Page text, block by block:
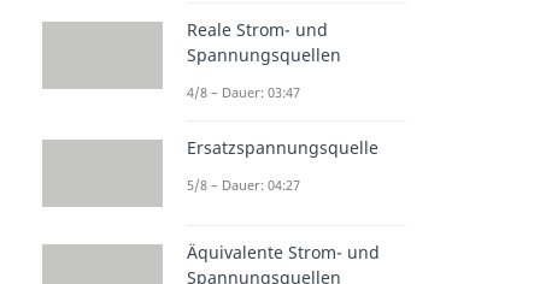
Reale Strom- und
Spannungsquellen
4/8 – Dauer: 03:47
Ersatzspannungsquelle
5/8 – Dauer: 04:27
Äquivalente Strom- und
Spannungsquellen